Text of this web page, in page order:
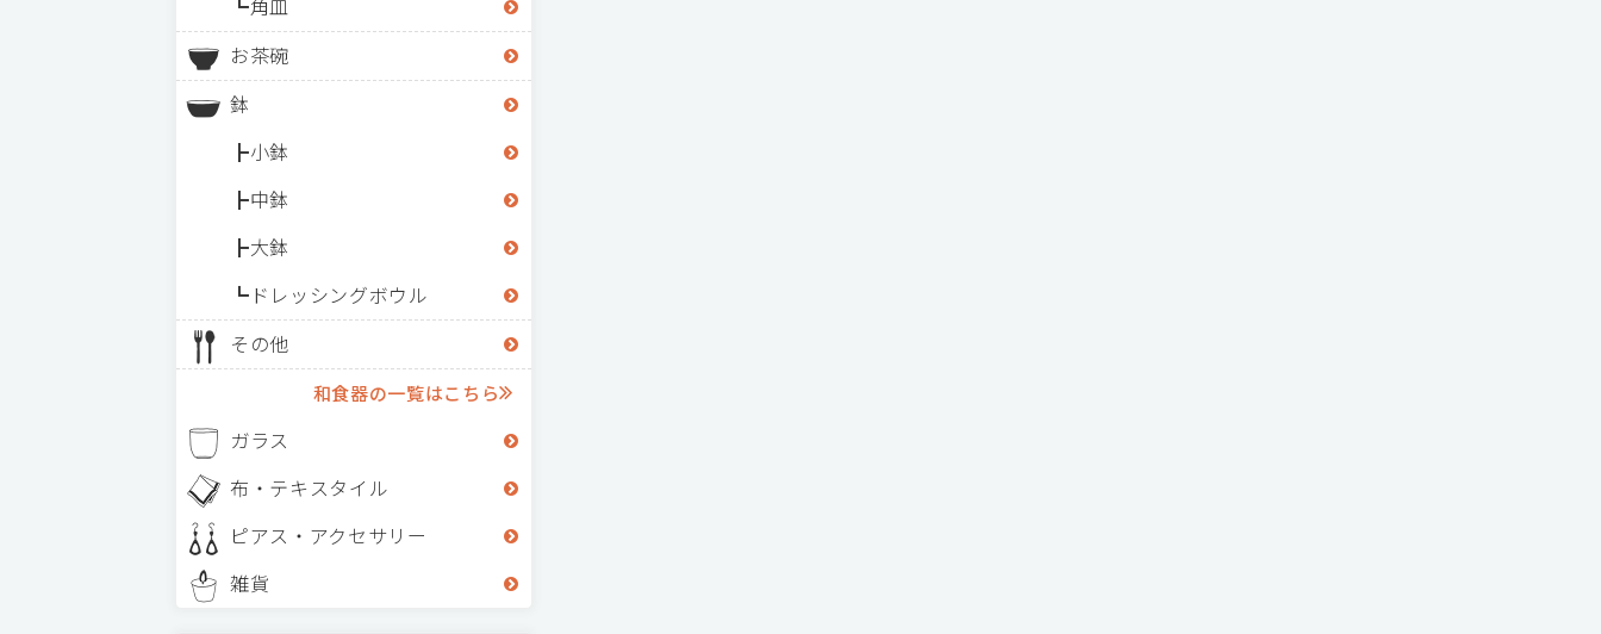
角皿
お茶碗
鉢
小鉢
中鉢
大鉢
ドレッシングボウル
その他
和食器の一覧はこちら
ガラス
布・テキスタイル
ピアス・アクセサリー
雑貨